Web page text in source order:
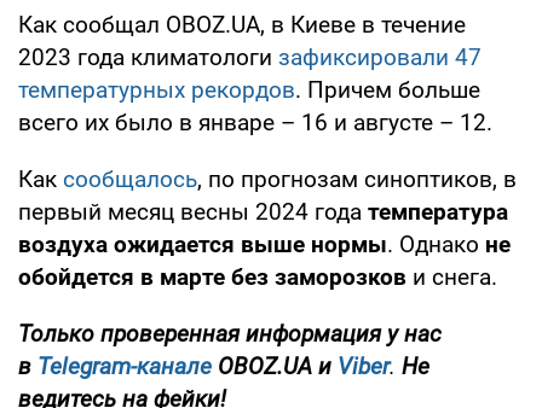
Как сообщал OBOZ.UA, в Киеве в течение
2023 года климатологи зафиксировали 47
температурных рекордов. Причем больше
всего их было в январе – 16 и августе – 12.
Как сообщалось, по прогнозам синоптиков, в
первый месяц весны 2024 года температура
воздуха ожидается выше нормы. Однако не
обойдется в марте без заморозков и снега.
Только проверенная информация у нас
в Telegram-канале OBOZ.UA и Viber. Не
ведитесь на фейки!